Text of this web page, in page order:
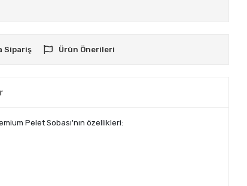
Sipariş Ürün Önerileri
Pelet Sobası'nın özellikleri: